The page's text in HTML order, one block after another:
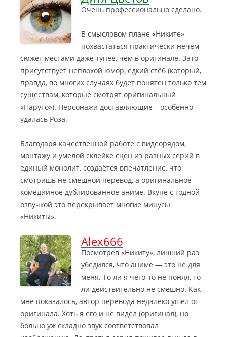
Очень профессионально сделано.
В смысловом плане «Никите»
похвастаться практически нечем –
сюжет местами даже тупее, чем в оригинале. Зато
присутствует неплохой юмор, едкий стёб (который,
правда, во многих случаях будет понятен только тем
существам, которые смотрят оригинальный
«Наруто»). Персонажи доставляющие – особенно
удалась Роза.
Благодаря качественной работе с видеорядом,
монтажу и умелой склейке сцен из разных серий в
единый монолит, создаётся впечатление, что
смотришь не смешной перевод, а оригинальное
комедийное дублированное аниме. Вкупе с годной
озвучкой это перекрывает многие минусы
«Никиты».
Alex666
Посмотрев «Никиту», лишний раз
убедился, что аниме — это не для
меня. То ли я чего-то не понял, то
ли действительно не смешно. Как
мне показалось, автор перевода недалеко ушёл от
оригинала. Хоть я его и не видел (оригинал), но
больно уж складно звук соответствовал